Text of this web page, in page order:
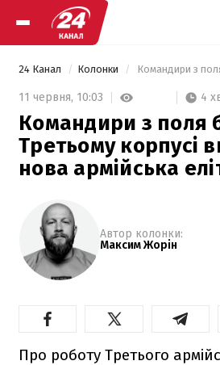
24 Канал Колонки
11 червня, 10:03 4
Командири з поля
Третьому корпусі
нова армійська
Автор колонки:
Максим Жорін
Про роботу Третього